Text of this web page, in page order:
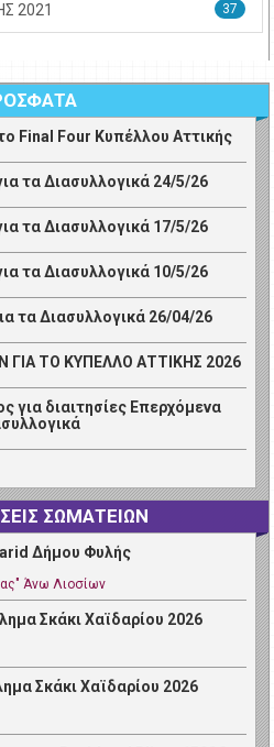
2021 37
Final Four Κυπέλλου Αττικής
τα Διασυλλογικά 24/5/26
τα Διασυλλογικά 17/5/26
τα Διασυλλογικά 10/5/26
τα Διασυλλογικά 26/04/26
ΤΟ ΚΥΠΕΛΛΟ ΑΤΤΙΚΗΣ 2026
για διαιτησίες Επερχόμενα
ΣΩΜΑΤΕΙΩΝ
Δήμου Φυλής
Άνω Λιοσίων
Σκάκι Χαϊδαρίου 2026
Σκάκι Χαϊδαρίου 2026